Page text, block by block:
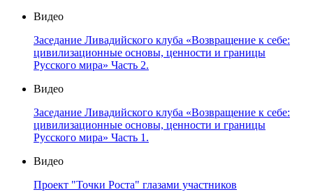
Видео
Заседание Ливадийского клуба «Возвращение к себе:
цивилизационные основы, ценности и границы
Русского мира» Часть 2.
Видео
Заседание Ливадийского клуба «Возвращение к себе:
цивилизационные основы, ценности и границы
Русского мира» Часть 1.
Видео
Проект "Точки Роста" глазами участников